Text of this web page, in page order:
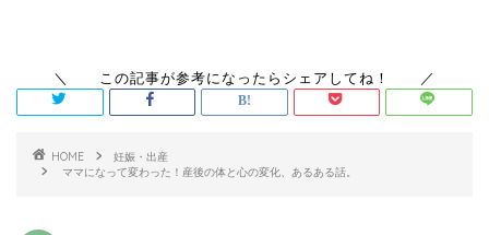
HOME
妊娠・出産
ママになって変わった！産後の体と心の変化、あるある話。